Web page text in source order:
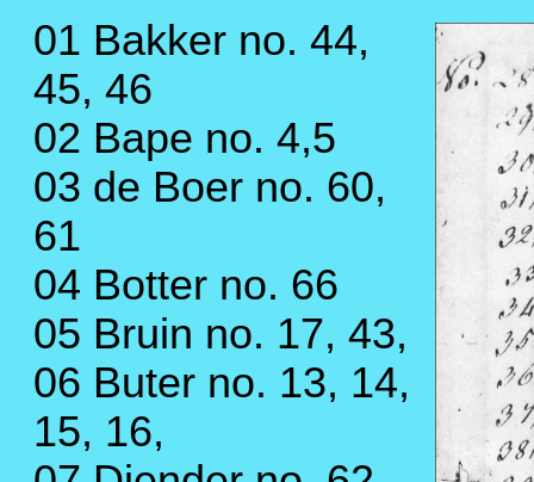
01 Bakker no. 44,
45, 46
02 Bape no. 4,5
03 de Boer no. 60,
61
04 Botter no. 66
05 Bruin no. 17, 43,
06 Buter no. 13, 14,
15, 16,